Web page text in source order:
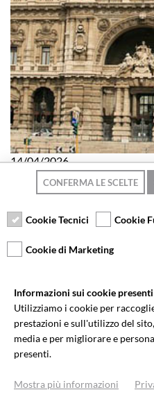
14/04/2026
CASSAZIONE
9572/2026 DEL 14
Notifica – Spese – Lastrico
Debiti – Legittimazione –
sopraelevazione – Uso –
Causa – Cassa – Edificio –
– Soccombenza – Procura –
SCOPRI
CONFERMA LE SCELTE
Cookie Tecnici Cookie
Cookie di Marketing
Informazioni sui cookie
Utilizziamo i cookie per
prestazioni e sull'utilizzo del
media e per migliorare e
presenti.
Mostra più informazioni